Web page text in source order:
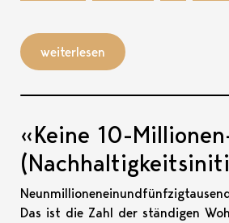
weiterlesen
«Keine 10-
Das ist die Zahl der ständigen